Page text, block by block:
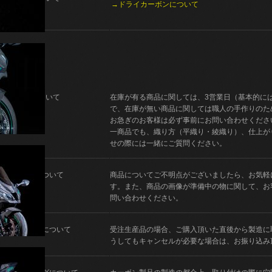
→ドライカーボンについて
納期について
在庫が有る商品に関しては、3営業日（基本的に
で、在庫が無い商品に関しては職人の手作りの
お急ぎのお客様は必ず事前にお問い合わせくだ
一商品でも、織り方（平織り・綾織り）、仕上
せの際には一緒にご質問ください。
ご質問について
商品についてご不明点がございましたら、お気
す。また、商品の画像が準備中の物に関して、
問い合わせください。
キャンセルについて
受注生産品の場合、ご購入頂いた直後から製造
うしてもキャンセルが必要な場合は、お振り込